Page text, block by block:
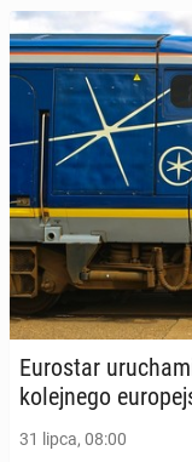
Eu­ro­star
ko­lej­ne­go
31 lipca, 08:00